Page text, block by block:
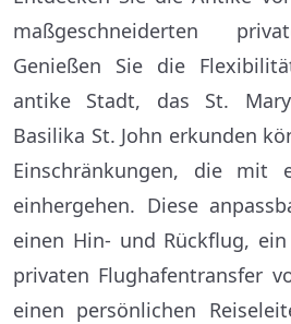
maßgeschneiderten
Genießen Sie die
antike Stadt, das St.
Basilika St. John erkunden
Einschränkungen, die mit
einhergehen. Diese
einen Hin- und Rückflug,
privaten Flughafentransfer
einen persönlichen